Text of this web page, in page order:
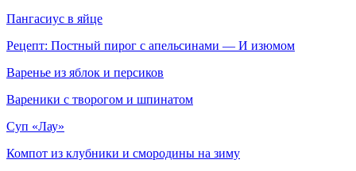
Пангасиус в яйце
Рецепт: Постный пирог с апельсинами — И изюмом
Варенье из яблок и персиков
Вареники с творогом и шпинатом
Суп «Лау»
Компот из клубники и смородины на зиму